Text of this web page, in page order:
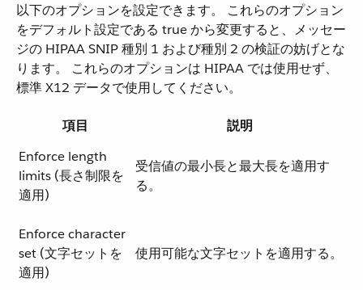
以下のオプションを設定できます。 これらのオプション
をデフォルト設定である true から変更すると、メッセー
ジの HIPAA SNIP 種別 1 および種別 2 の検証の妨げとな
ります。 これらのオプションは HIPAA では使用せず、
標準 X12 データで使用してください。
項目
説明
Enforce length
limits (長さ制限を
適用)
受信値の最小長と最大長を適用す
る。
Enforce character
set (文字セットを
適用)
使用可能な文字セットを適用する。